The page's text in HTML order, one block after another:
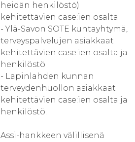
heidän henkilöstö)
kehitettävien case:ien osalta
- Ylä-Savon SOTE kuntayhtymä,
terveyspalvelujen asiakkaat
kehitettävien case:ien osalta ja
henkilöstö
- Lapinlahden kunnan
terveydenhuollon asiakkaat
kehitettävien case:ien osalta ja
henkilöstö.
Assi-hankkeen välillisenä